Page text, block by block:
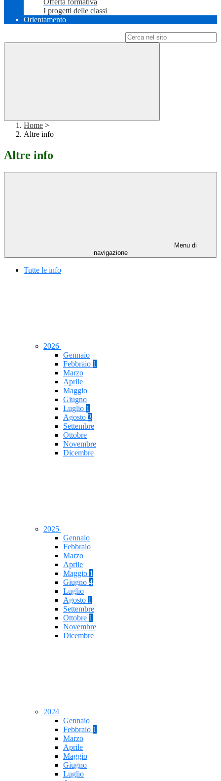
Offerta formativa
I progetti delle classi
Orientamento
Home >
Altre info
Altre info
Menu di
navigazione
Tutte le info
2026
Gennaio
Febbraio 1
Marzo
Aprile
Maggio
Giugno
Luglio 1
Agosto 3
Settembre
Ottobre
Novembre
Dicembre
2025
Gennaio
Febbraio
Marzo
Aprile
Maggio 1
Giugno 4
Luglio
Agosto 1
Settembre
Ottobre 1
Novembre
Dicembre
2024
Gennaio
Febbraio 1
Marzo
Aprile
Maggio
Giugno
Luglio